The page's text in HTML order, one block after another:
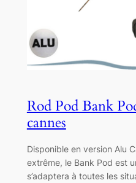
Rod Pod Bank
cannes
Disponible en version Alu
extrême, le Bank Pod est
s’adaptera à toutes les